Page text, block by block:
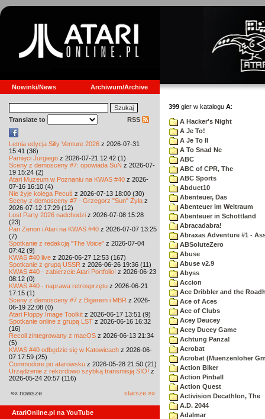
Nowinki/News Archiwum/Archive
Translate to RSS
Letnia edycja Silly Venture 2026 z 2026-07-31
15:41 (36)
Pamięci Jurgiego z 2026-07-21 12:42 (1)
Sceny z demosceny #7: opowiada SuN z 2026-07-
19 15:24 (2)
Atari Muzeum w Poznaniu na KWAS #40 z 2026-
07-16 16:10 (4)
Nie żyje kolega Pecuś z 2026-07-13 18:00 (30)
Sceny z demosceny #7 - Grzegorz "Sun" Żyła z
2026-07-12 17:29 (12)
Lost Party 2026 nadchodzi z 2026-07-08 15:28
(23)
Pan Zenon i Atari na KWAS #40 z 2026-07-07 13:25
(7)
Spotkanie z redakcją "The Voice" z 2026-07-04
07:42 (9)
KWAS #40 live z 2026-06-27 12:53 (167)
Spotkanie z grupą USSR z 2026-06-26 19:36 (11)
KWAS #40 - zabierzcie Atari Portfolio! z 2026-06-23
08:12 (0)
KWAS #40 - naprawa retrosprzętu z 2026-06-21
17:15 (1)
Sceny z demosceny #7 z Bigerem i MBR z 2026-
06-19 22:08 (0)
Atari Floppy Image Toolkit z 2026-06-17 13:51 (9)
Spotkanie online z grupą LST z 2026-06-16 16:32
(16)
Recoil zintegrowany z macOS z 2026-06-13 21:34
(5)
KWAS #40 odbędzie się w Katowicach z 2026-06-
07 17:59 (25)
Commodore po atarowsku z 2026-05-28 21:50 (21)
Urządzenie z rekordowo szybką transmisją SIO! z
2026-05-24 20:57 (116)
«« nowsze starsze »»
AtariOnline.pl na YouTube
399 gier w katalogu A:
A Hacker's Night
A Je To!
A Je To II
A To Snad Ne
ABC
ABC of CPR, The
ABC Sports
Abduct10
Abenteuer, Das
Abenteuer im Weltraum
Abenteuer in Schottland
Abracadabra!
Abraxas Adventure #1 -
ABSoluteZero
Abuse
Abuse v2.9
Abyss
Accion
Ace Dribbler and the
Ace of Aces
Ace of Clubs
Acey Deucey
Acey Ducey Game
Achtung Panza!
Acrobat
Acrobat (Muenzenloher
Action Biker
Action Pinball
Action Quest
Activision Decathlon, The
A.D. 2044
Adalmar